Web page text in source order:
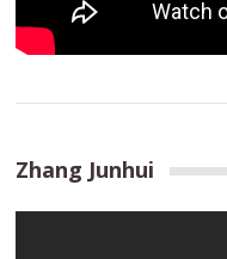
Zhang Junhui